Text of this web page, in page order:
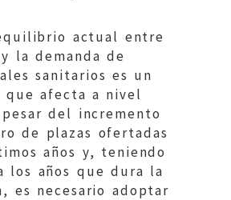
actual entre
la demanda de
sanitarios es un
que afecta a nivel
del incremento
de plazas ofertadas
años y, teniendo
los años que dura la
es necesario adoptar